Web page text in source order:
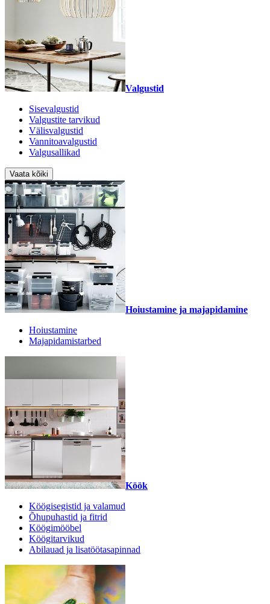
Valgustid
Sisevalgustid
Valgustite tarvikud
Välisvalgustid
Vannitoavalgustid
Valgusallikad
Vaata kõiki
Hoiustamine ja majapidamine
Hoiustamine
Majapidamistarbed
Köök
Köögisegistid ja valamud
Õhupuhastid ja fitrid
Köögimööbel
Köögitarvikud
Abilauad ja lisatöötasapinnad